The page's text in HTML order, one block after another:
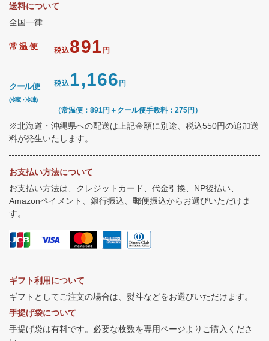
送料について
全国一律
常温便 税込891 円
クール便
(冷蔵・冷凍)
税込1,166 円
（常温便：891円＋クール便手数料：275円）
※北海道・沖縄県への配送は上記金額に別途、税込550円の追加送
料が発生いたします。
お支払い方法について
お支払い方法は、クレジットカード、代金引換、NP後払い、
Amazonペイメント、銀行振込、郵便振込からお選びいただけま
す。
ギフト利用について
ギフトとしてご注文の場合は、熨斗などをお選びいただけます。
手提げ袋について
手提げ袋は有料です。必要な枚数を専用ページよりご購入くださ